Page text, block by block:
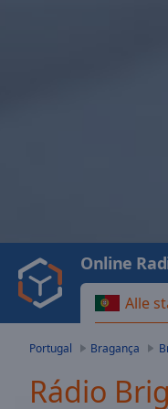
Video
Play
Backward
Skip
Current
Time0:00
Alle
Online
Portugal Bragança
Rádio